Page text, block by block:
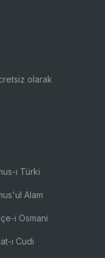
olarak
ı Türki
Alam
i Osmani
ı Cudi